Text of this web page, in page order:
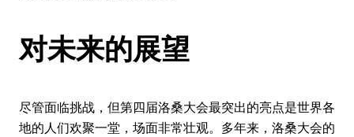
对未来的展望
尽管面临挑战，但第四届洛桑大会最突出的亮点是世界各
地的人们欢聚一堂，场面非常壮观。多年来，洛桑大会的